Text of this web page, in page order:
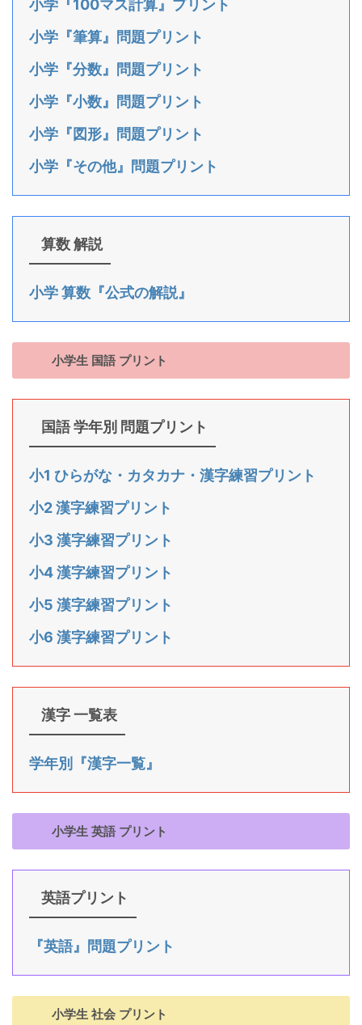
小学『100マス計算』プリント
小学『筆算』問題プリント
小学『分数』問題プリント
小学『小数』問題プリント
小学『図形』問題プリント
小学『その他』問題プリント
算数 解説
小学 算数『公式の解説』
小学生 国語 プリント
国語 学年別 問題プリント
小1 ひらがな・カタカナ・漢字練習プリント
小2 漢字練習プリント
小3 漢字練習プリント
小4 漢字練習プリント
小5 漢字練習プリント
小6 漢字練習プリント
漢字 一覧表
学年別『漢字一覧』
小学生 英語 プリント
英語プリント
『英語』問題プリント
小学生 社会 プリント